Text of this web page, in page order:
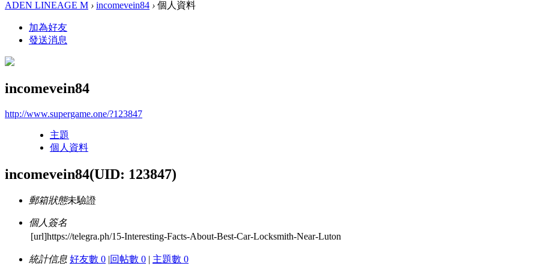
ADEN LINEAGE M › incomevein84 › 個人資料
加為好友
發送消息
incomevein84
http://www.supergame.one/?123847
主題
個人資料
incomevein84(UID: 123847)
郵箱狀態未驗證
個人簽名
[url]https://telegra.ph/15-Interesting-Facts-About-Best-Car-Locksmith-Near-Luton
統計信息 好友數 0 |回帖數 0 | 主題數 0